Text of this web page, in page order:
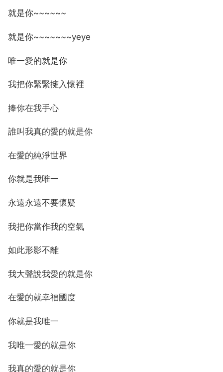
就是你~~~~~~
就是你~~~~~~~yeye
唯一愛的就是你
我把你緊緊擁入懷裡
捧你在我手心
誰叫我真的愛的就是你
在愛的純淨世界
你就是我唯一
永遠永遠不要懷疑
我把你當作我的空氣
如此形影不離
我大聲說我愛的就是你
在愛的就幸福國度
你就是我唯一
我唯一愛的就是你
我真的愛的就是你